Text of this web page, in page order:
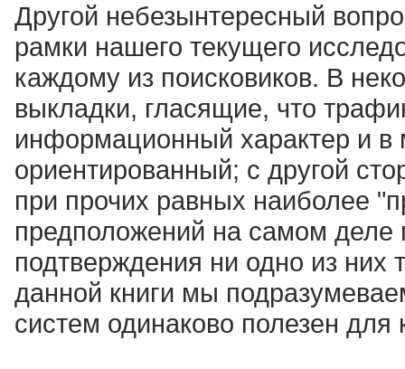
Другой небезынтересный
рамки нашего текущего
каждому из поисковиков. В
выкладки, гласящие, что
информационный характер и
ориентированный; с другой
при прочих равных наиболее
предположений на самом деле
подтверждения ни одно из них
данной книги мы
систем одинаково полезен для